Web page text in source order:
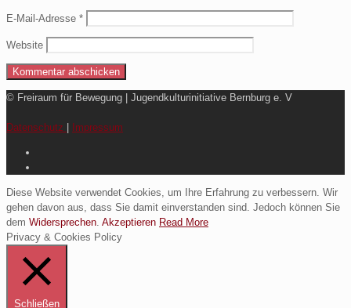
E-Mail-Adresse *
Website
© Freiraum für Bewegung | Jugendkulturinitiative Bernburg e. V
Datenschutz Impressum
Diese Website verwendet Cookies, um Ihre Erfahrung zu verbessern. Wir
gehen davon aus, dass Sie damit einverstanden sind. Jedoch können Sie
dem Widersprechen Akzeptieren Read More
Privacy & Cookies Policy
Schließen